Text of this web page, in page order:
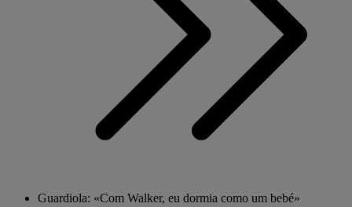
Guardiola: «Com Walker, eu dormia como um bebé»